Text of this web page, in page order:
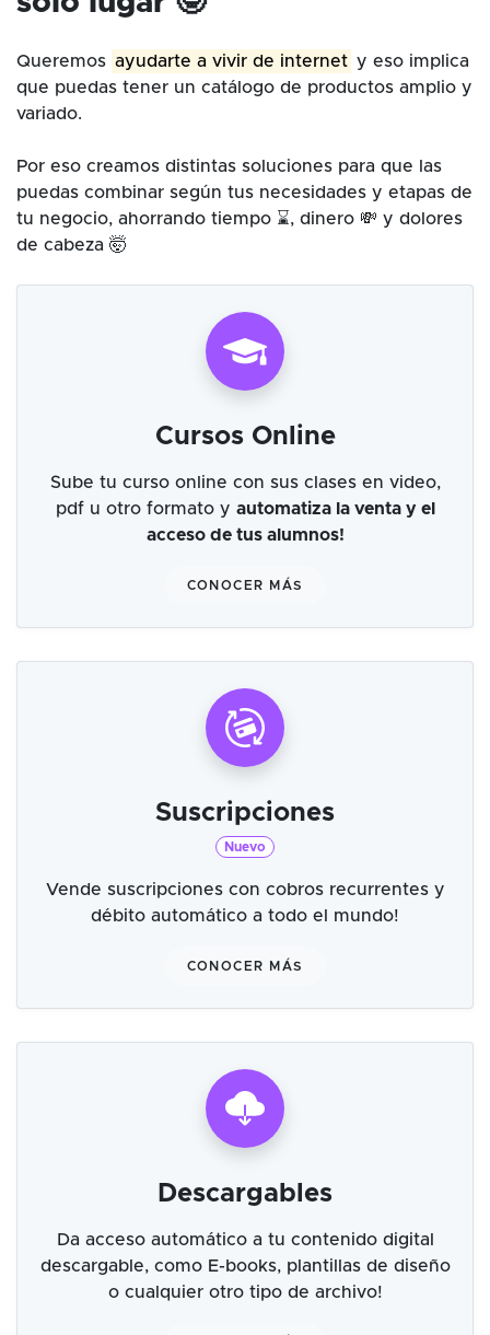
Queremos ayudarte a vivir de internet y eso implica
que puedas tener un catálogo de productos amplio y
variado.
Por eso creamos distintas soluciones para que las
puedas combinar según tus necesidades y etapas de
tu negocio, ahorrando tiempo ⌛, dinero 💸 y dolores
de cabeza 🤯
Cursos Online
Sube tu curso online con sus clases en video,
pdf u otro formato y automatiza la venta y el
acceso de tus alumnos!
CONOCER MÁS
Suscripciones
Nuevo
Vende suscripciones con cobros recurrentes y
débito automático a todo el mundo!
CONOCER MÁS
Descargables
Da acceso automático a tu contenido digital
descargable, como E-books, plantillas de diseño
o cualquier otro tipo de archivo!